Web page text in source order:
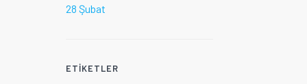
28 Şubat
ETIKETLER